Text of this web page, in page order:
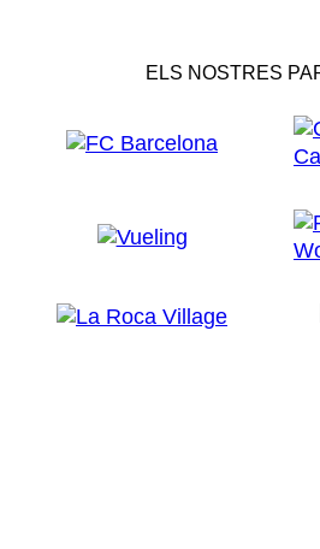
ELS NOSTRES